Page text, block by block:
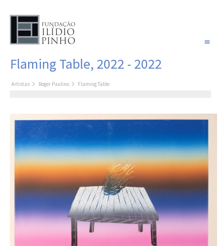
COLEÇÃO SONHOS
Desenho
Escultura
Filme /
Vídeo
Instalação
Livro de
Artista
Flaming Table, 2022 - 2022
Artistas Roger Paulino Flaming Table